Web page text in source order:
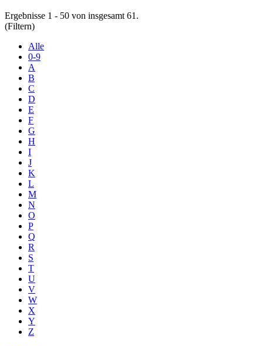
Ergebnisse 1 - 50 von insgesamt 61.
(Filtern)
Alle
0-9
A
B
C
D
E
F
G
H
I
J
K
L
M
N
O
P
Q
R
S
T
U
V
W
X
Y
Z